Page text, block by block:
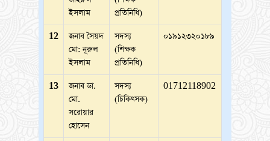
ইসলাম
প্রতিনিধি)
12
জনাব সৈয়দ
মো: নূরুল
ইসলাম
সদস্য
(শিক্ষক
প্রতিনিধি)
০১৯১২৩২০১৮৯
13
জনাব ডা.
মো.
সরোয়ার
হোসেন
সদস্য
(চিকিৎসক)
01712118902